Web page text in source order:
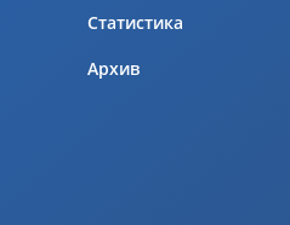
Статистика
Архив